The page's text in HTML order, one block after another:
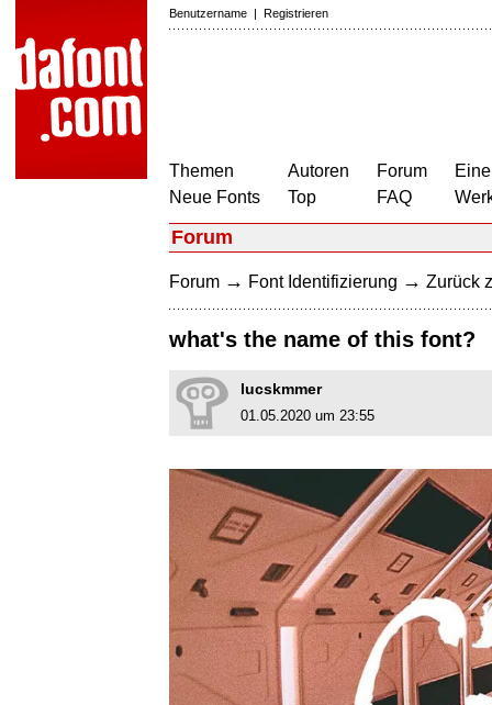
Benutzername | Registrieren
Themen
Neue Fonts
Autoren
Top
Forum
FAQ
Forum
Forum → Font Identifizierung → Zurück
what's the name of this font?
lucskmmer
01.05.2020 um 23:55